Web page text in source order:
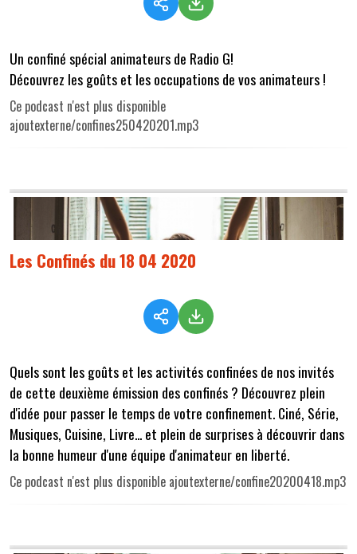
Un confiné spécial animateurs de Radio G!
Découvrez les goûts et les occupations de vos animateurs !
Ce podcast n'est plus disponible
ajoutexterne/confines250420201.mp3
Les Confinés du 18 04 2020
Quels sont les goûts et les activités confinées de nos invités
de cette deuxième émission des confinés ? Découvrez plein
d'idée pour passer le temps de votre confinement. Ciné, Série,
Musiques, Cuisine, Livre... et plein de surprises à découvrir dans
la bonne humeur d'une équipe d'animateur en liberté.
Ce podcast n'est plus disponible ajoutexterne/confine20200418.mp3